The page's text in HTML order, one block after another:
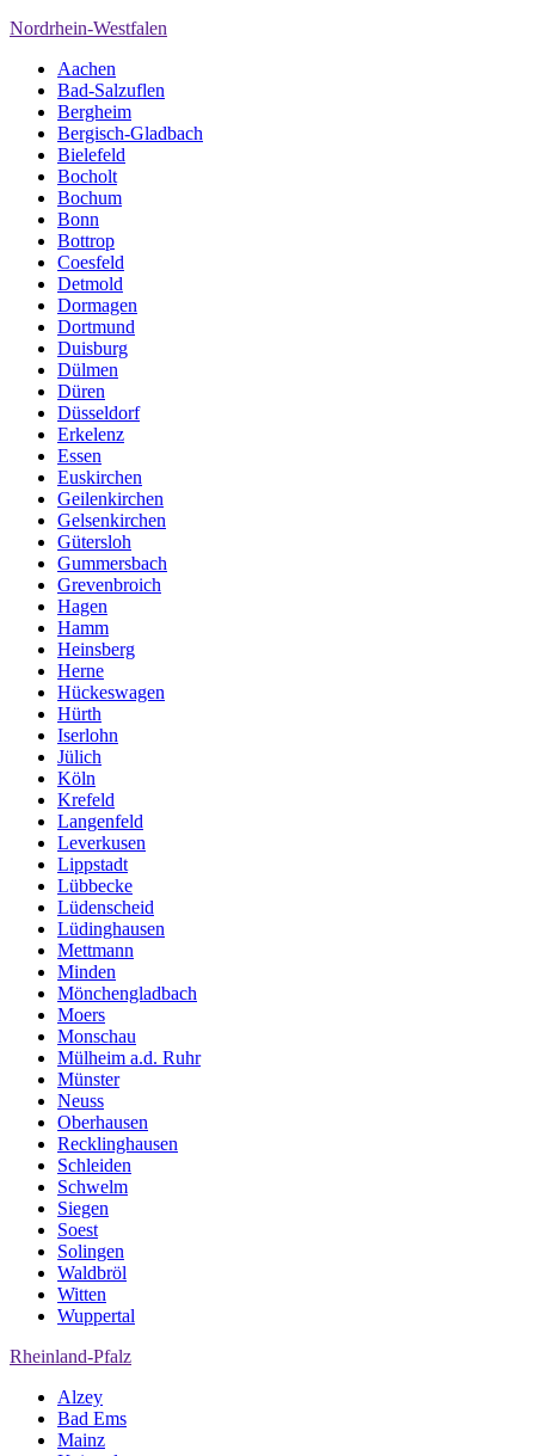
Nordrhein-Westfalen
Aachen
Bad-Salzuflen
Bergheim
Bergisch-Gladbach
Bielefeld
Bocholt
Bochum
Bonn
Bottrop
Coesfeld
Detmold
Dormagen
Dortmund
Duisburg
Dülmen
Düren
Düsseldorf
Erkelenz
Essen
Euskirchen
Geilenkirchen
Gelsenkirchen
Gütersloh
Gummersbach
Grevenbroich
Hagen
Hamm
Heinsberg
Herne
Hückeswagen
Hürth
Iserlohn
Jülich
Köln
Krefeld
Langenfeld
Leverkusen
Lippstadt
Lübbecke
Lüdenscheid
Lüdinghausen
Mettmann
Minden
Mönchengladbach
Moers
Monschau
Mülheim a.d. Ruhr
Münster
Neuss
Oberhausen
Recklinghausen
Schleiden
Schwelm
Siegen
Soest
Solingen
Waldbröl
Witten
Wuppertal
Rheinland-Pfalz
Alzey
Bad Ems
Mainz